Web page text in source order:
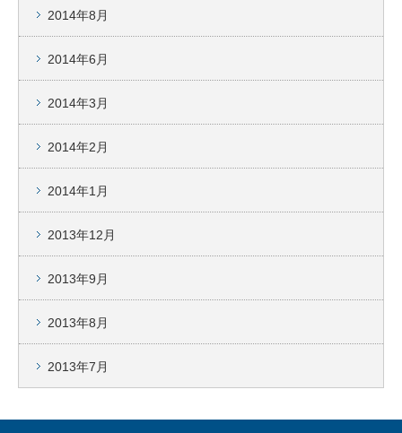
2014年8月
2014年6月
2014年3月
2014年2月
2014年1月
2013年12月
2013年9月
2013年8月
2013年7月